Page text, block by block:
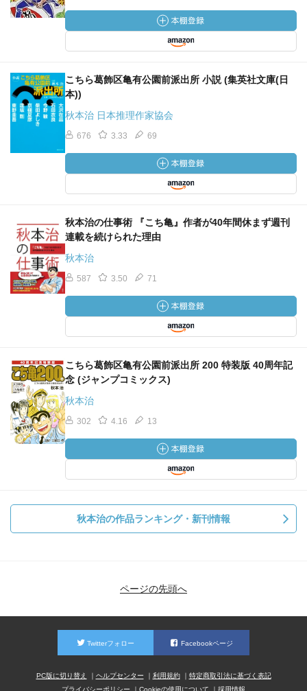
こちら葛飾区亀有公園前派出所 小説 (集英社文庫(日
本))
秋本治 日本推理作家協会
676 3.33 69
秋本治の仕事術 『こち亀』作者が40年間休まず週刊
連載を続けられた理由
秋本治
587 3.50 71
こちら葛飾区亀有公園前派出所 200 特装版 40周年記
念 (ジャンプコミックス)
秋本治
302 4.16 13
秋本治の作品ランキング・新刊情報
ページの先頭へ
Twitterフォロー Facebookページ
PC版に切り替え ヘルプセンター 利用規約
特定商取引法に基づく表記
プライバシーポリシー
Cookieの使用について 採用情報